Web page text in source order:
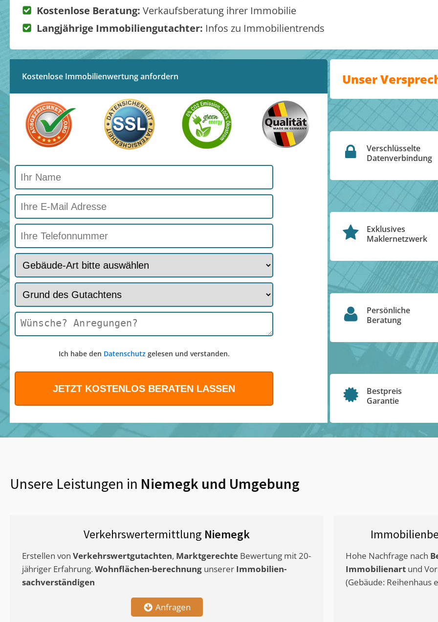
Kostenlose Beratung: Verkaufsberatung ihrer Immobilie
Langjährige Immobiliengutachter: Infos zu Immobilientrends
Kostenlose Immobilienwertung anfordern
Ich habe den Datenschutzgelesen und verstanden.
Unser
Verschlüsselte
Datenverbindung
Exklusives
Maklernetzwerk
Persönliche
Beratung
Bestpreis
Garantie
Unsere Leistungen in Niemegk und Umgebung
Verkehrswertermittlung Niemegk
Erstellen von Verkehrswertgutachten, Marktgerechte Bewertung mit 20-
jähriger Erfahrung. Wohnflächen-berechnung unserer Immobilien-
sachverständigen
Anfragen
Hohe Nachfrage nach
Immobilienart und
(Gebäude: Reihenhaus